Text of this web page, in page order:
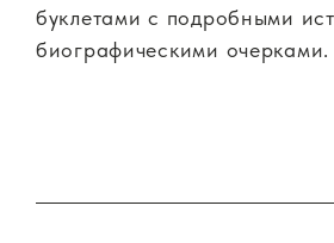
буклетами с подробными
биографическими очерками.